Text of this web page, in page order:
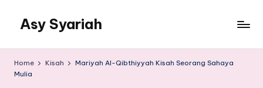
content
Asy Syariah
Ilmu
Home Kisah
Mariyah Al-Qibthiyyah Kisah Seorang Sahaya
Mulia